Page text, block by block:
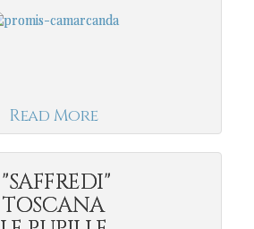
Read More
"SAFFREDI"
TOSCANA